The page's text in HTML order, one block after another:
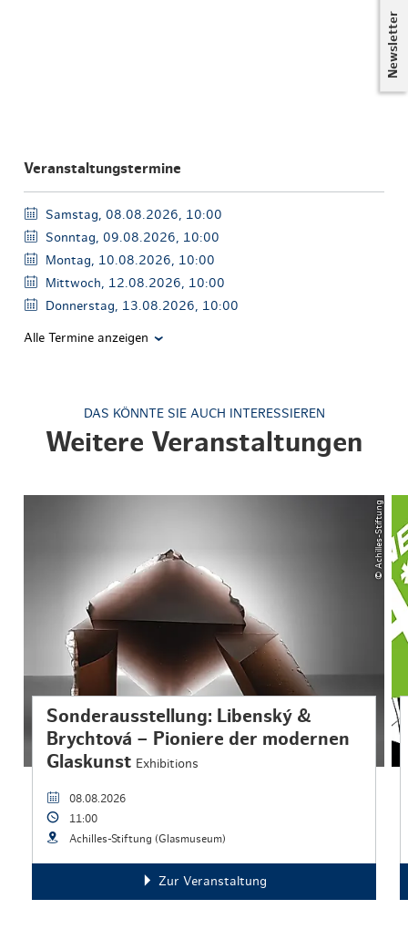
Newsletter
Veranstaltungstermine
Samstag, 08.08.2026, 10:00
Sonntag, 09.08.2026, 10:00
Montag, 10.08.2026, 10:00
Mittwoch, 12.08.2026, 10:00
Donnerstag, 13.08.2026, 10:00
Alle Termine anzeigen
DAS KÖNNTE SIE AUCH INTERESSIEREN
Weitere Veranstaltungen
© Achilles-Stiftung
Sonderausstellung: Libenský &
Brychtová – Pioniere der modernen
Glaskunst Exhibitions
08.08.2026
11:00
Achilles-Stiftung (Glasmuseum)
Zur Veranstaltung